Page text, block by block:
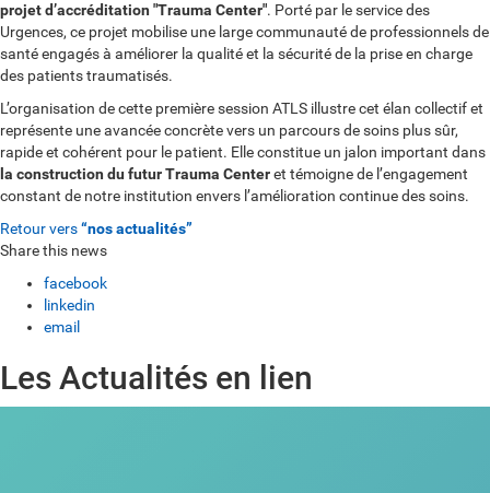
projet d’accréditation "Trauma Center". Porté par le service des
Urgences, ce projet mobilise une large communauté de professionnels de
santé engagés à améliorer la qualité et la sécurité de la prise en charge
des patients traumatisés.
L’organisation de cette première session ATLS illustre cet élan collectif et
représente une avancée concrète vers un parcours de soins plus sûr,
rapide et cohérent pour le patient. Elle constitue un jalon important dans
la construction du futur Trauma Centeret témoigne de l’engagement
constant de notre institution envers l’amélioration continue des soins.
Retour vers“nos actualités”
Share this news
facebook
linkedin
email
Les Actualités en lien